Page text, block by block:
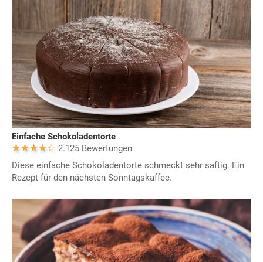
Einfache Schokoladentorte
2.125 Bewertungen
Diese einfache Schokoladentorte schmeckt sehr saftig. Ein
Rezept für den nächsten Sonntagskaffee.